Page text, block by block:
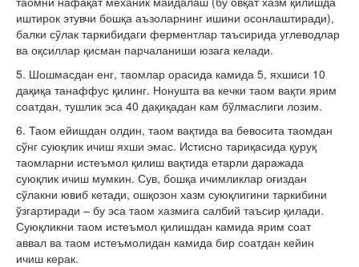
иштирок этувчи бошқа аъзоларнинг ишини осонлаштиради),
балки сўлак таркибидаги ферментлар таъсирида углеводлар
ва оқсиллар қисман парчаланиши юзага келади.
5. Шошмасдан енг, таомлар орасида камида 5, яхшиси 10
дақиқа танаффус қилинг. Нонушта ва кечки таом вақти ярим
соатдан, тушлик эса 40 дақиқадан кам бўлмаслиги лозим.
6. Таом ейишдан олдин, таом вақтида ва бевосита таомдан
сўнг суюқлик ичиш яхши эмас. Истисно тариқасида қуруқ
таомларни истеъмол қилиш вақтида етарли даражада
суюқлик ичиш мумкин. Сув, бошқа ичимликлар оғиздан
сўлакни ювиб кетади, ошқозон хазм суюқлигини таркибини
ўзгартиради – бу эса таом хазмига салбий таъсир қилади.
Суюқликни таом истеъмол қилишдан камида ярим соат
аввал ва таом истеъмолидан камида бир соатдан кейин
ичиш керак.